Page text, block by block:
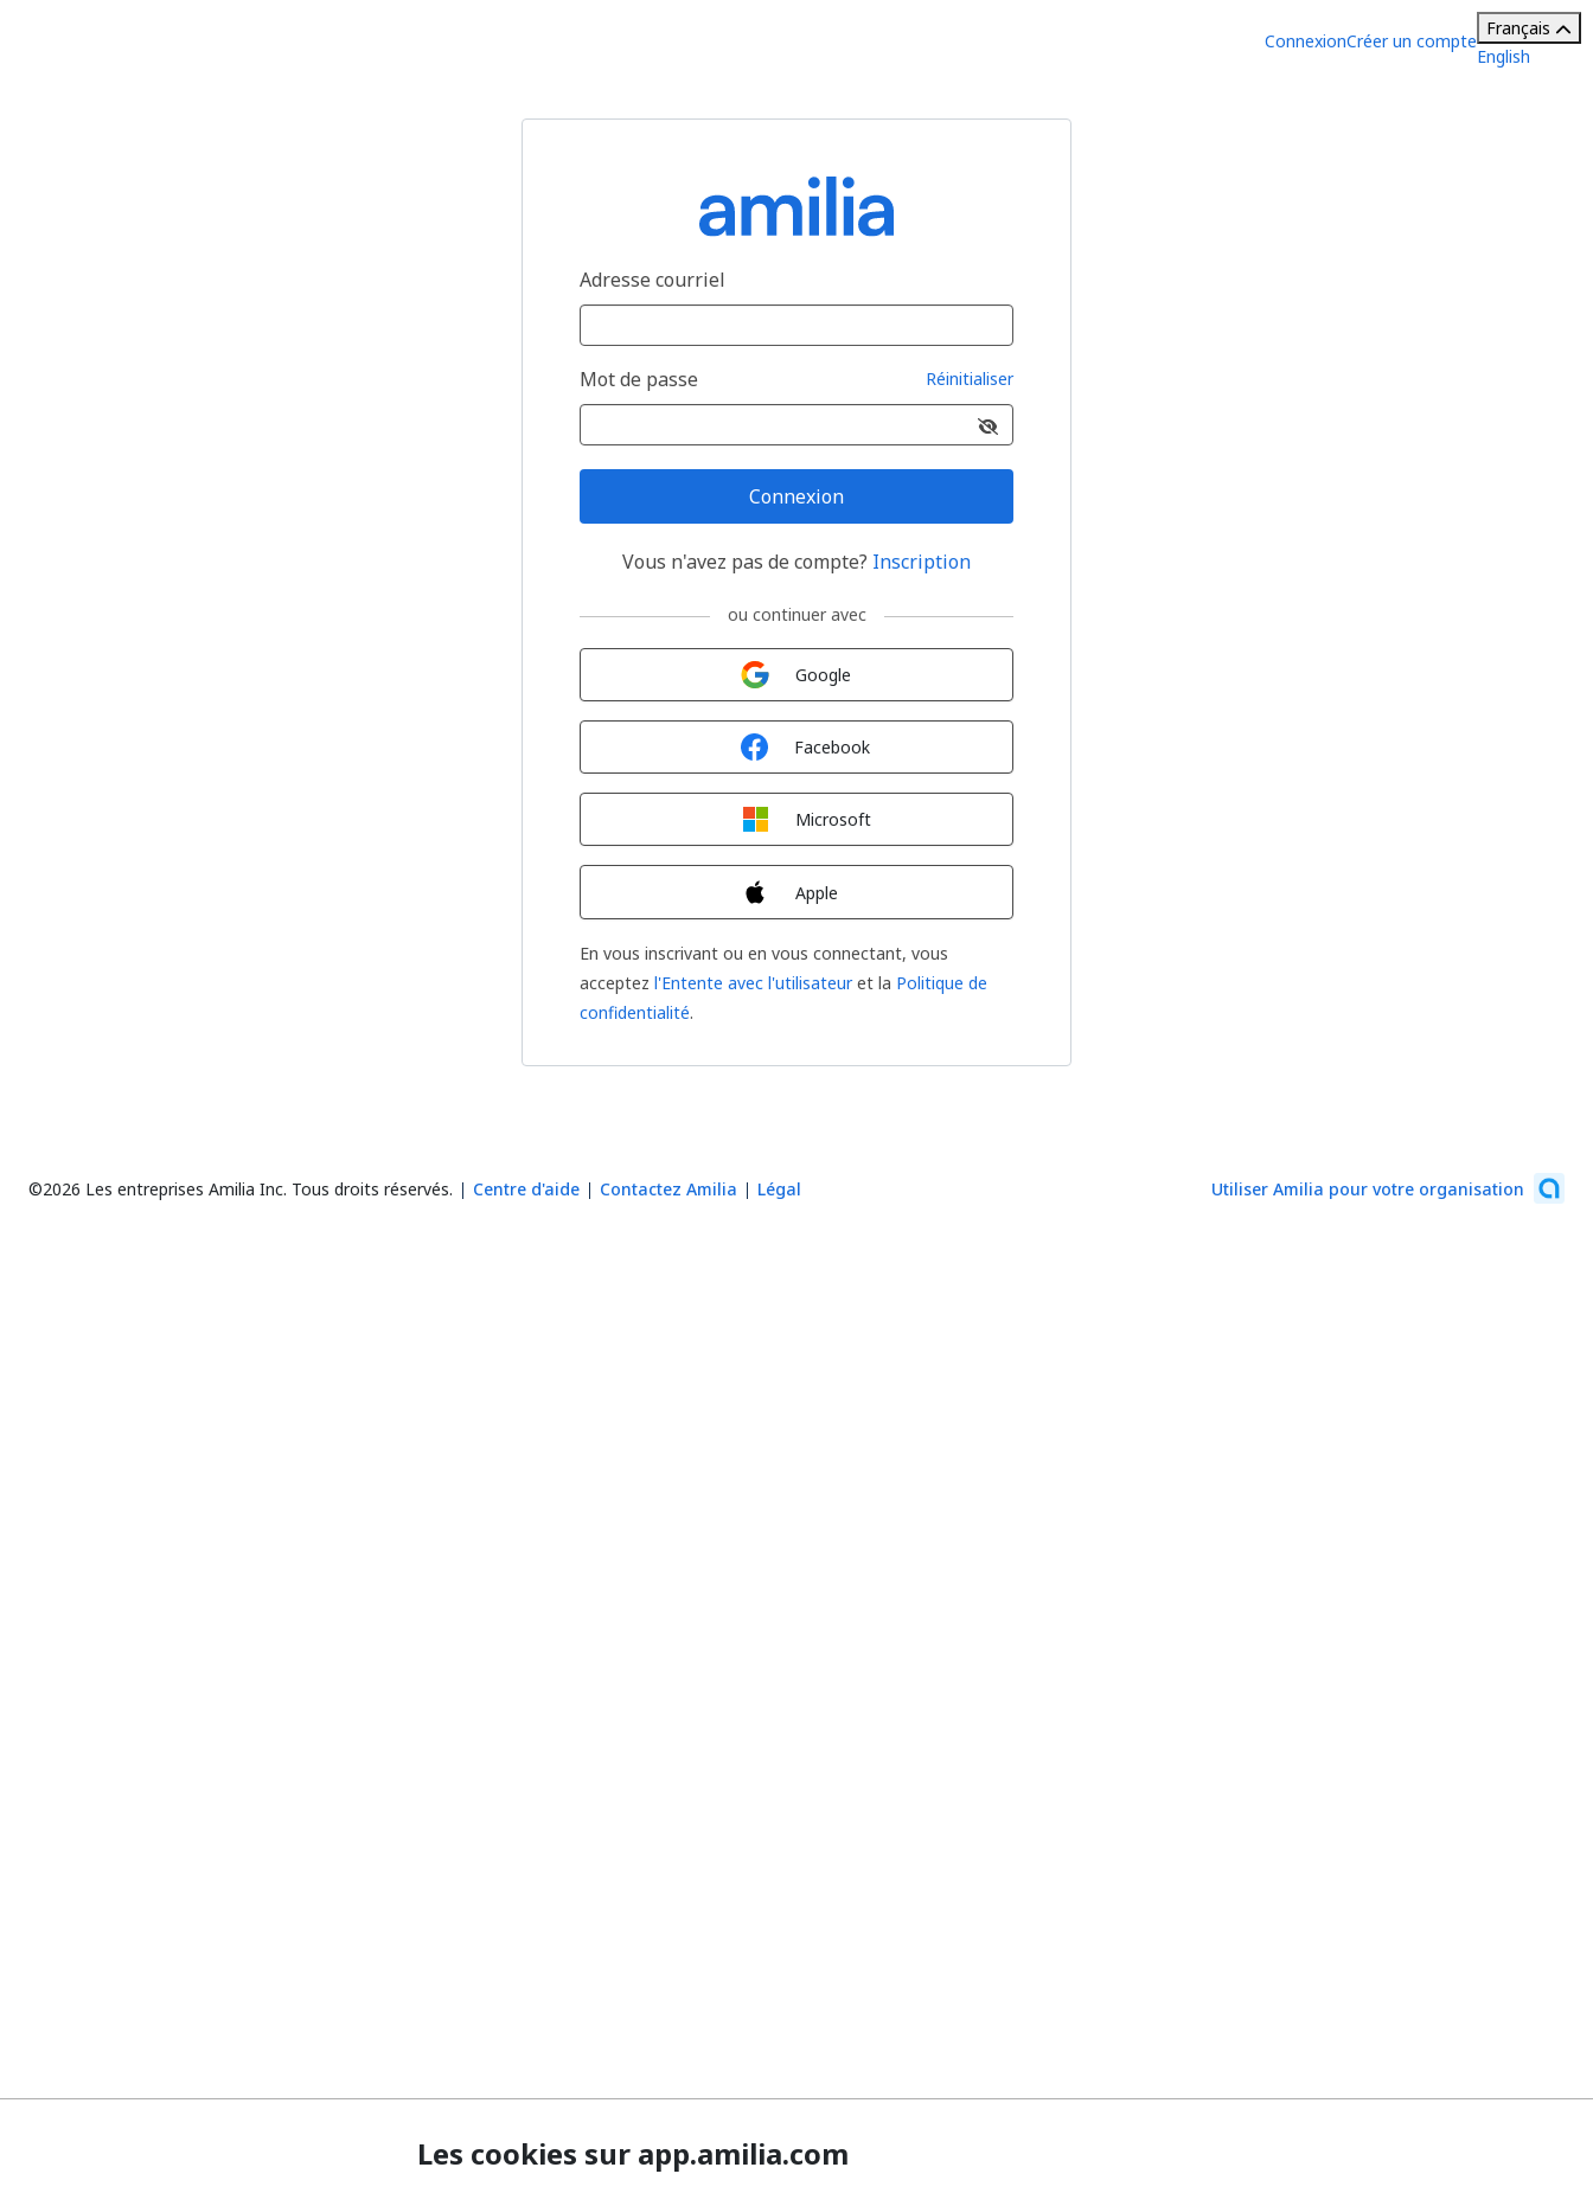
ConnexionCréer un compte
Français
English
Adresse courriel
Mot de passe Réinitialiser
Connexion
Vous n'avez pas de compte? Inscription
ou continuer avec
Google
Facebook
Microsoft
Apple
En vous inscrivant ou en vous connectant, vous
acceptez l'Entente avec l'utilisateuret la Politique de
confidentialité.
©2026 Les entreprises Amilia Inc. Tous droits réservés. Centre d'aide Contactez Amilia Légal Utiliser Amilia pour votre organisation
Les cookies sur app.amilia.com